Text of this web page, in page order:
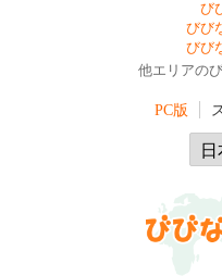
び
びび
びび
他エリアの
PC版